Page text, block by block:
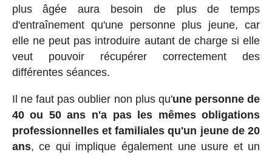
plus âgée aura besoin de plus de temps
d'entraînement qu'une personne plus jeune, car
elle ne peut pas introduire autant de charge si elle
veut pouvoir récupérer correctement des
différentes séances.
Il ne faut pas oublier non plus qu'une personne de
40 ou 50 ans n'a pas les mêmes obligations
professionnelles et familiales qu'un jeune de 20
ans, ce qui implique également une usure et un